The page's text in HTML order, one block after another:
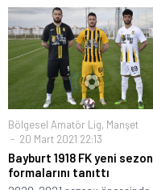
Bölgesel Amatör Lig, Manşet
20 Mart 2021 22:13
Bayburt 1918 FK yeni sezon
formalarını tanıttı